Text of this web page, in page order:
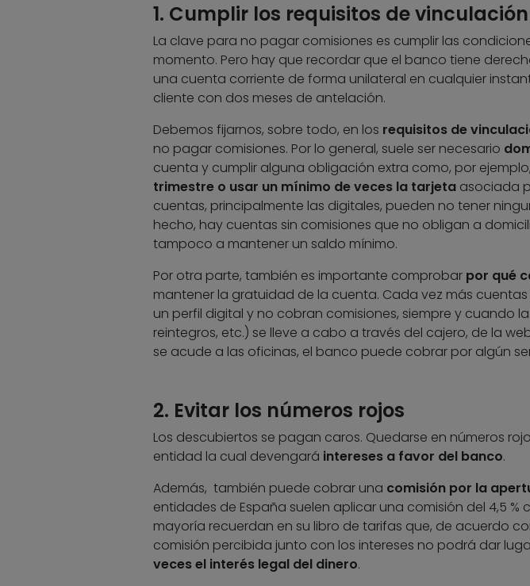
1. Cumplir los requisitos de vinculación
La clave para no pagar comisiones es cumplir las
momento. Pero hay que recordar que el banco tiene
una cuenta corriente de forma unilateral en cualquier
cliente con dos meses de antelación.
Debemos fijarnos, sobre todo, en los requisitos de
no pagar comisiones. Por lo general, suele ser necesario
cuenta y cumplir alguna obligación extra como, por ejemplo,
trimestre o usar un mínimo de veces la tarjetaasociada
cuentas, principalmente las digitales, pueden no tener
hecho, hay cuentas sin comisiones que no obligan a
tampoco a mantener un saldo mínimo.
Por otra parte, también es importante comprobar por qué
mantener la gratuidad de la cuenta. Cada vez más
un perfil digital y no cobran comisiones, siempre y cuando
reintegros, etc.) se lleve a cabo a través del cajero, de la
se acude a las oficinas, el banco puede cobrar por algún
2. Evitar los números rojos
Los descubiertos se pagan caros. Quedarse en números
entidad la cual devengará intereses a favor del banco.
Además, también puede cobrar una comisión por la
entidades de España suelen aplicar una comisión del 4,5 %
mayoría recuerdan en su libro de tarifas que, de acuerdo
comisión percibida junto con los intereses no podrá dar
veces el interés legal del dinero.